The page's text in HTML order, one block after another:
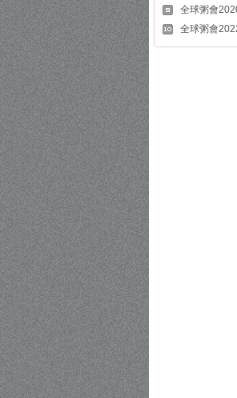
全球粥會
全球粥會